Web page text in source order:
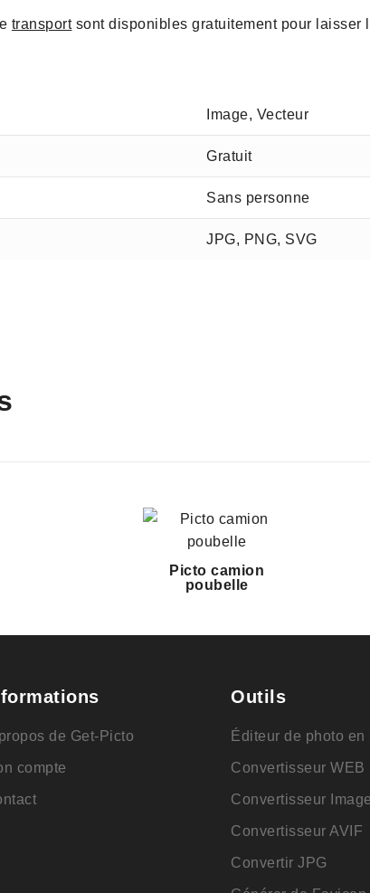
transportsont disponibles gratuitement pour laisser
Image, Vecteur
Gratuit
Sans personne
JPG, PNG, SVG
Picto camion
poubelle
de Get-Picto
compte
Outils
Éditeur de photo en
Convertisseur WEB
Convertisseur
Convertisseur AVIF
Convertir JPG